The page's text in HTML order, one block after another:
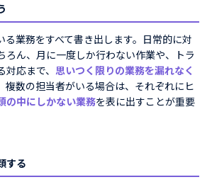
る業務をすべて書き出します。日常的に対
ろん、月に一度しか行わない作業や、トラ
応まで、 思いつく限りの業務を漏れなく
複数の担当者がいる場合は、それぞれにヒ
の中にしかない業務を表に出すことが重要
する